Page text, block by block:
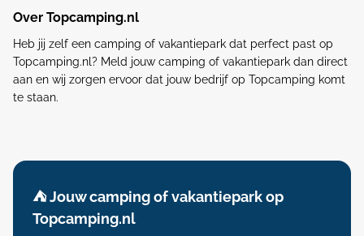
Over Topcamping.nl
Heb jij zelf een camping of vakantiepark dat perfect past op
Topcamping.nl? Meld jouw camping of vakantiepark dan direct
aan en wij zorgen ervoor dat jouw bedrijf op Topcamping komt
te staan.
⛺️ Jouw camping of vakantiepark op
Topcamping.nl